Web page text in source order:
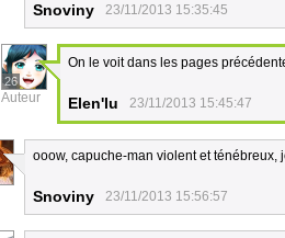
Snoviny 23/11/2013 15:35:45
26
Auteur
On le voit dans les pages
Elen'lu 23/11/2013 15:45:47
ooow, capuche-man violent et ténébreux,
Snoviny 23/11/2013 15:56:57